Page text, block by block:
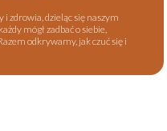
i zdrowia, dzieląc się naszym
mógł zadbać o siebie,
odkrywamy, jak czuć się i